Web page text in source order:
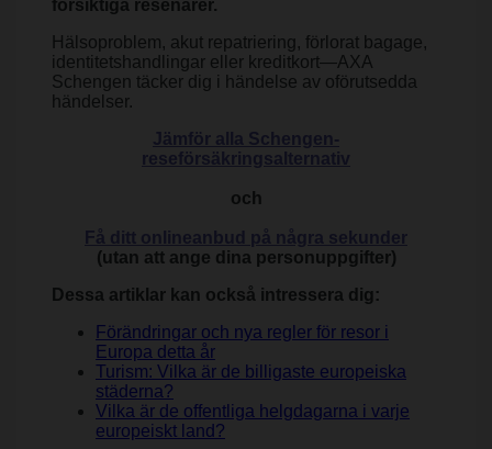
försiktiga resenärer.
Hälsoproblem, akut repatriering, förlorat bagage,
identitetshandlingar eller kreditkort—AXA
Schengen täcker dig i händelse av oförutsedda
händelser.
Jämför alla Schengen-
reseförsäkringsalternativ
och
Få ditt onlineanbud på några sekunder
(utan att ange dina personuppgifter)
Dessa artiklar kan också intressera dig:
Förändringar och nya regler för resor i
Europa detta år
Turism: Vilka är de billigaste europeiska
städerna?
Vilka är de offentliga helgdagarna i varje
europeiskt land?